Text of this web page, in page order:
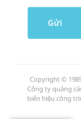
Copyright ©
Công ty quảng
biển hiệu công